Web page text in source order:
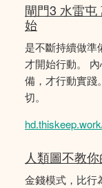
閘門3 水雷
始
是不斷持續做準
才開始行動。
備，才行動實踐
切。
人類圖不教
金錢模式，比行